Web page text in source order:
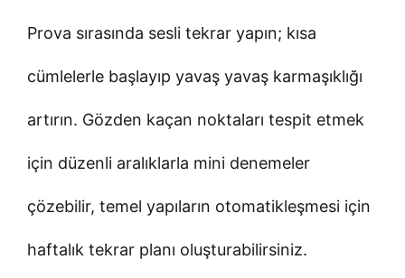
Prova sırasında sesli tekrar yapın; kısa
cümlelerle başlayıp yavaş yavaş karmaşıklığı
artırın. Gözden kaçan noktaları tespit etmek
için düzenli aralıklarla mini denemeler
çözebilir, temel yapıların otomatikleşmesi için
haftalık tekrar planı oluşturabilirsiniz.